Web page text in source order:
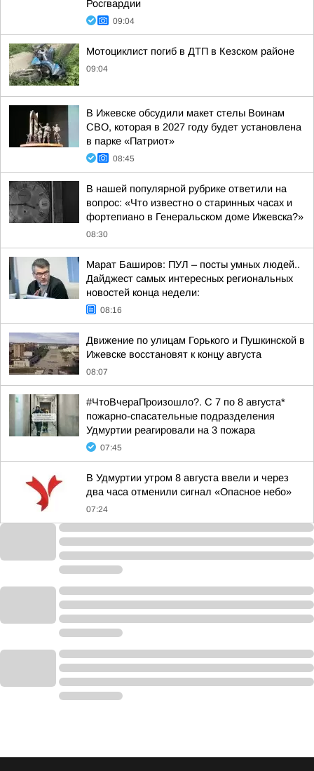
Росгвардии
09:04
Мотоциклист погиб в ДТП в Кезском районе
09:04
В Ижевске обсудили макет стелы Воинам
СВО, которая в 2027 году будет установлена
в парке «Патриот»
08:45
В нашей популярной рубрике ответили на
вопрос: «Что известно о старинных часах и
фортепиано в Генеральском доме Ижевска?»
08:30
Марат Баширов: ПУЛ – посты умных людей..
Дайджест самых интересных региональных
новостей конца недели:
08:16
Движение по улицам Горького и Пушкинской в
Ижевске восстановят к концу августа
08:07
#ЧтоВчераПроизошло?. С 7 по 8 августа*
пожарно-спасательные подразделения
Удмуртии реагировали на 3 пожара
07:45
В Удмуртии утром 8 августа ввели и через
два часа отменили сигнал «Опасное небо»
07:24